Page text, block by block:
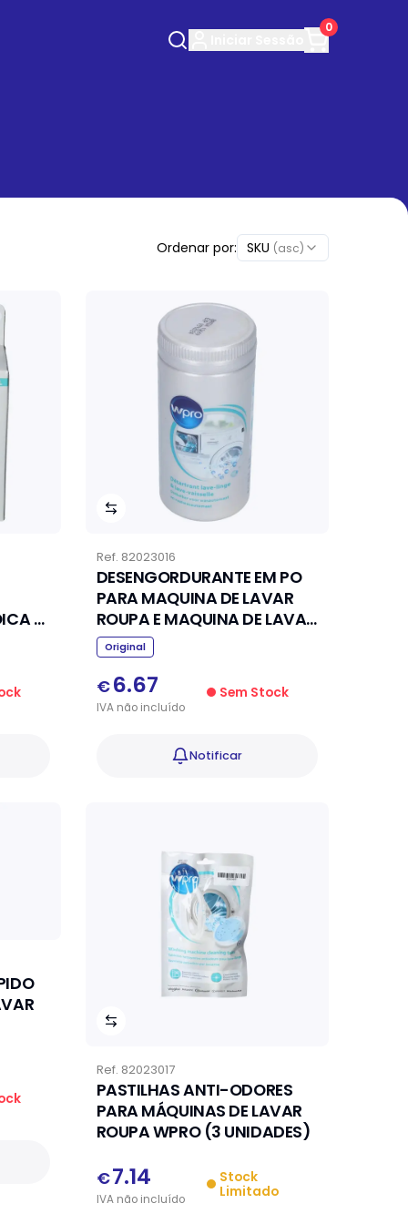
0
Ordenar por: SKU (asc)
E
Ref. 82023016
DESENGORDURANTE EM PO
PARA MAQUINA DE LAVAR
ROUPA E MAQUINA DE LAVAR
LOICA WPRO
Original
€6.67
IVAnãoincluído
Sem Stock
Notificar
Ref. 82023017
PASTILHAS ANTI-ODORES
PARA MÁQUINAS DE LAVAR
ROUPA WPRO (3 UNIDADES)
€7.14
IVAnãoincluído
Stock
Limitado